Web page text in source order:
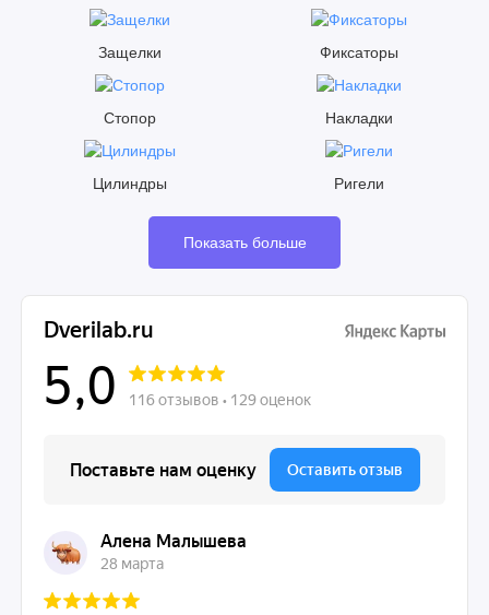
Защелки Фиксаторы
Стопор Накладки
Цилиндры Ригели
Показать больше